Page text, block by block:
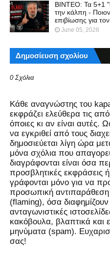
ΒΙΝΤΕΟ: Τα 5+1
την κάλπη -
επιβίωσης για
June 05, 2026
Δημοσίευση σχολίου
0 Σχόλια
Kάθε αναγνώστης του
εκφράζει ελεύθερα τις
όποιες κι αν είναι αυτές.
να εγκριθεί από τους
δημοσιεύεται λίγη ώρα
μόνα σχόλια που
διαγράφονται είναι όσα
προσβλητικές εκφράσεις
γράφονται μόνο για να
προσωπική
(flaming), όσα διαφημίζουν
ανταγωνιστικές
κακόβουλα, βλαπτικά
μηνύματα (spam).
σας!